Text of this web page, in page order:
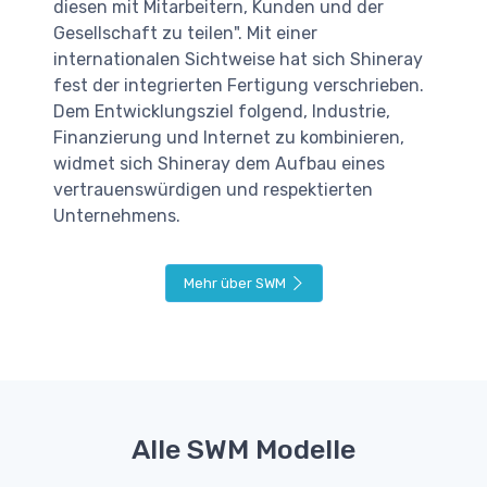
diesen mit Mitarbeitern, Kunden und der
Gesellschaft zu teilen". Mit einer
internationalen Sichtweise hat sich Shineray
fest der integrierten Fertigung verschrieben.
Dem Entwicklungsziel folgend, Industrie,
Finanzierung und Internet zu kombinieren,
widmet sich Shineray dem Aufbau eines
vertrauenswürdigen und respektierten
Unternehmens.
Mehr über SWM
Alle SWM Modelle